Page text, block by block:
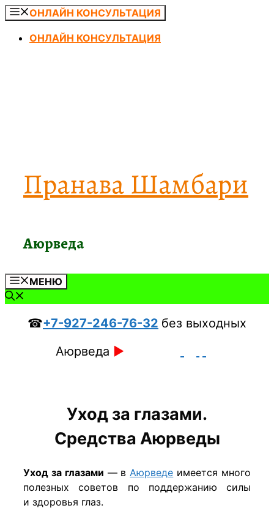
Перейти
содержимому
ОНЛАЙН КОНСУЛЬТАЦИЯ
ОНЛАЙН КОНСУЛЬТАЦИЯ
Пранава Шамбари
Аюрведа
МЕНЮ
☎+7-927-246-76-32 без выходных
Аюрведа ►
Уход за глазами.
Средства Аюрведы
Уход за глазами — в Аюрведе имеется много
полезных советов по поддержанию силы
и здоровья глаз.